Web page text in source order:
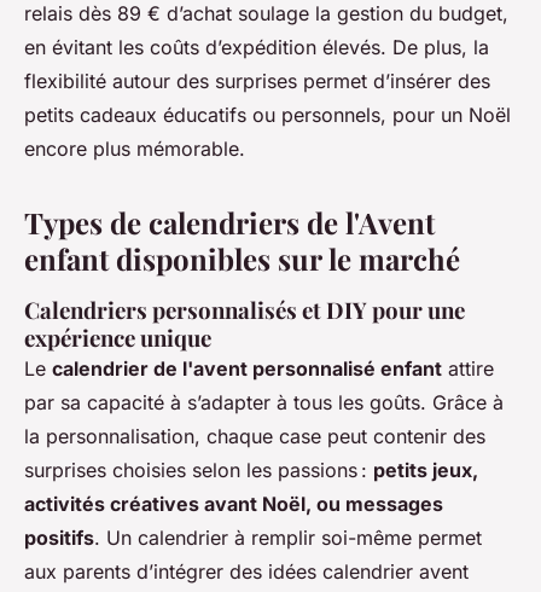
relais dès 89 € d’achat soulage la gestion du budget,
en évitant les coûts d’expédition élevés. De plus, la
flexibilité autour des surprises permet d’insérer des
petits cadeaux éducatifs ou personnels, pour un Noël
encore plus mémorable.
Types de calendriers de l'Avent
enfant disponibles sur le marché
Calendriers personnalisés et DIY pour une
expérience unique
Le calendrier de l'avent personnalisé enfant attire
par sa capacité à s’adapter à tous les goûts. Grâce à
la personnalisation, chaque case peut contenir des
surprises choisies selon les passions : petits jeux,
activités créatives avant Noël, ou messages
positifs. Un calendrier à remplir soi-même permet
aux parents d’intégrer des idées calendrier avent